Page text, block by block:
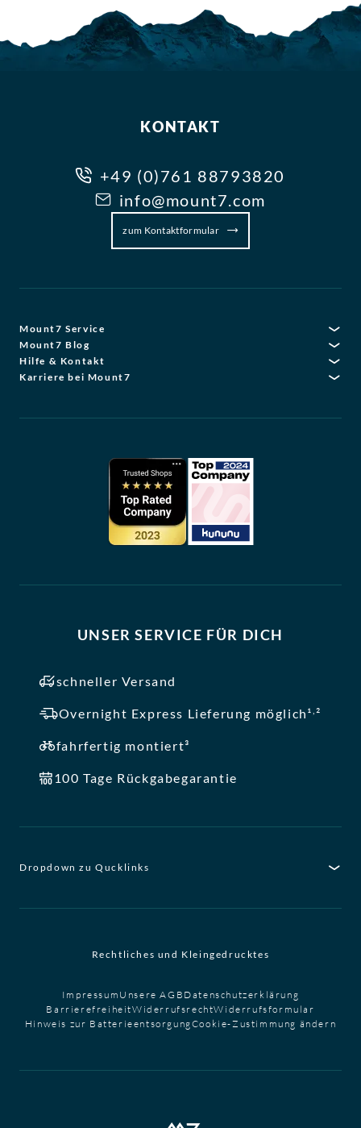
KONTAKT
+49 (0)761 88793820
info@mount7.com
zum Kontaktformular
Mount7 Service
Mount7 Blog
Hilfe & Kontakt
Karriere bei Mount7
UNSER SERVICE FÜR DICH
schneller Versand
Overnight Express Lieferung möglich¹ ,²
fahrfertig montiert³
100 Tage Rückgabegarantie
Dropdown zu Qucklinks
Rechtliches und Kleingedrucktes
Impressum Unsere AGB Datenschutzerklärung
BarrierefreiheitWiderrufsrechtWiderrufsformular
Hinweis zur BatterieentsorgungCookie-Zustimmung ändern